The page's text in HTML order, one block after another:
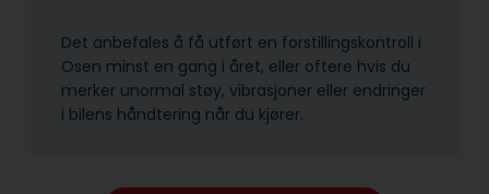
Det anbefales å få utført en forstillingskontroll i
Osen minst en gang i året, eller oftere hvis du
merker unormal støy, vibrasjoner eller endringer
i bilens håndtering når du kjører.